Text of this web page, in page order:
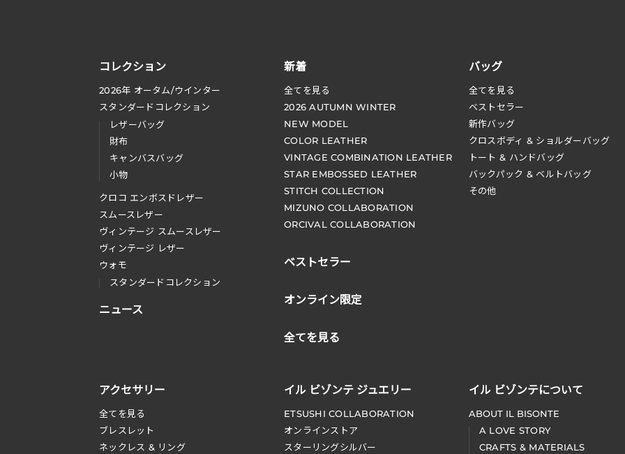
コレクション
2026年 オータム/ウインター
スタンダードコレクション
レザーバッグ
財布
キャンバスバッグ
小物
クロコ エンボスドレザー
スムースレザー
ヴィンテージ スムースレザー
ヴィンテージ レザー
ウォモ
スタンダードコレクション
ニュース
新着
全てを見る
2026 AUTUMN WINTER
NEW MODEL
COLOR LEATHER
VINTAGE COMBINATION LEATHER
STAR EMBOSSED LEATHER
STITCH COLLECTION
MIZUNO COLLABORATION
ORCIVAL COLLABORATION
ベストセラー
オンライン限定
全てを見る
バッグ
全てを見る
ベストセラー
新作バッグ
クロスボディ & ショルダーバッグ
トート & ハンドバッグ
バックパック & ベルトバッグ
その他
アクセサリー
全てを見る
ブレスレット
ネックレス & リング
イル ビゾンテ ジュエリー
ETSUSHI COLLABORATION
オンラインストア
スターリングシルバー
イル ビゾンテについて
ABOUT IL BISONTE
A LOVE STORY
CRAFTS & MATERIALS